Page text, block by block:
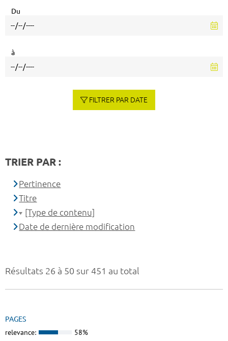
Résultats 26 à 50 sur 451 au total
PAGES
relevance: 58%
Du
à
FILTRER PAR DATE
TRIER PAR :
Pertinence
Titre
[Type de contenu]
Date de dernière modification